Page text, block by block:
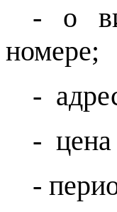
- о
номере;
-
- цена
-